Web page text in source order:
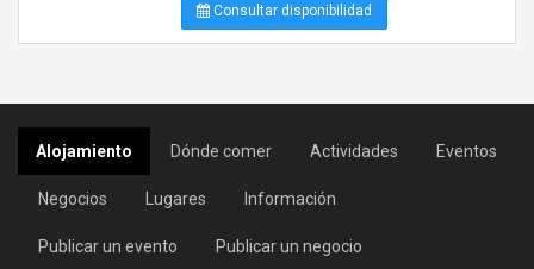
Consultar disponibilidad
Alojamiento Dónde comer Actividades Eventos
Negocios Lugares Información
Publicar un evento Publicar un negocio